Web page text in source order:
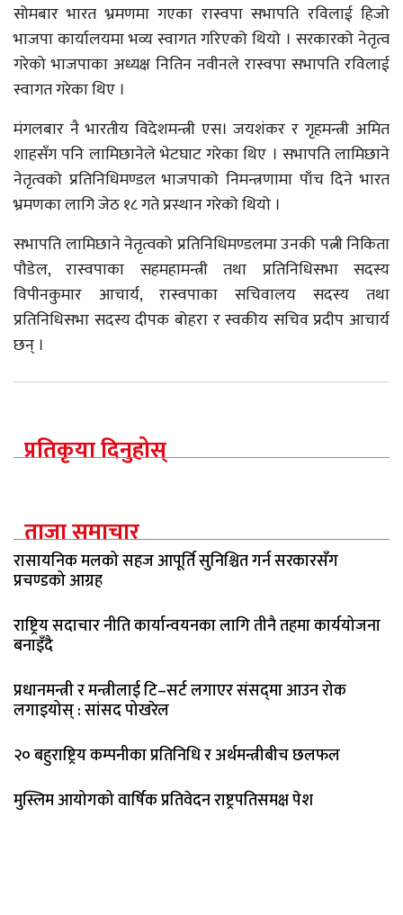
सोमबार भारत भ्रमणमा गएका रास्वपा सभापति रविलाई हिजो
भाजपा कार्यालयमा भव्य स्वागत गरिएको थियो । सरकारको नेतृत्व
गरेको भाजपाका अध्यक्ष नितिन नवीनले रास्वपा सभापति रविलाई
स्वागत गरेका थिए ।
मंगलबार नै भारतीय विदेशमन्त्री एस। जयशंकर र गृहमन्त्री अमित
शाहसँग पनि लामिछानेले भेटघाट गरेका थिए । सभापति लामिछाने
नेतृत्वको प्रतिनिधिमण्डल भाजपाको निमन्त्रणामा पाँच दिने भारत
भ्रमणका लागि जेठ १८ गते प्रस्थान गरेको थियो ।
सभापति लामिछाने नेतृत्वको प्रतिनिधिमण्डलमा उनकी पत्नी निकिता
पौडेल, रास्वपाका सहमहामन्त्री तथा प्रतिनिधिसभा सदस्य
विपीनकुमार आचार्य, रास्वपाका सचिवालय सदस्य तथा
प्रतिनिधिसभा सदस्य दीपक बोहरा र स्वकीय सचिव प्रदीप आचार्य
छन् ।
प्रतिकृया दिनुहोस्
ताजा समाचार
रासायनिक मलको सहज आपूर्ति सुनिश्चित गर्न सरकारसँग
प्रचण्डको आग्रह
राष्ट्रिय सदाचार नीति कार्यान्वयनका लागि तीनै तहमा कार्ययोजना
बनाइँदै
प्रधानमन्त्री र मन्त्रीलाई टि–सर्ट लगाएर संसद्‌मा आउन रोक
लगाइयोस् : सांसद पोखरेल
२० बहुराष्ट्रिय कम्पनीका प्रतिनिधि र अर्थमन्त्रीबीच छलफल
मुस्लिम आयोगको वार्षिक प्रतिवेदन राष्ट्रपतिसमक्ष पेश